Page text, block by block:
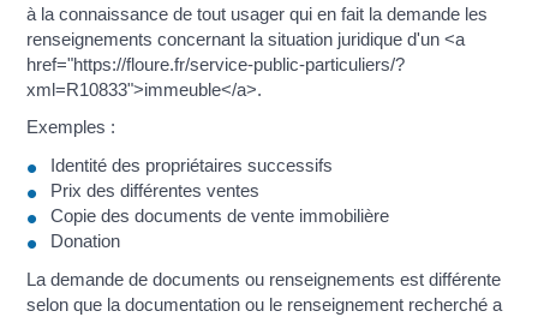
à la connaissance de tout usager qui en fait la demande les
renseignements concernant la situation juridique d'un <a
href="https://floure.fr/service-public-particuliers/?
xml=R10833">immeuble</a>.
Exemples :
Identité des propriétaires successifs
Prix des différentes ventes
Copie des documents de vente immobilière
Donation
La demande de documents ou renseignements est différente
selon que la documentation ou le renseignement recherché a